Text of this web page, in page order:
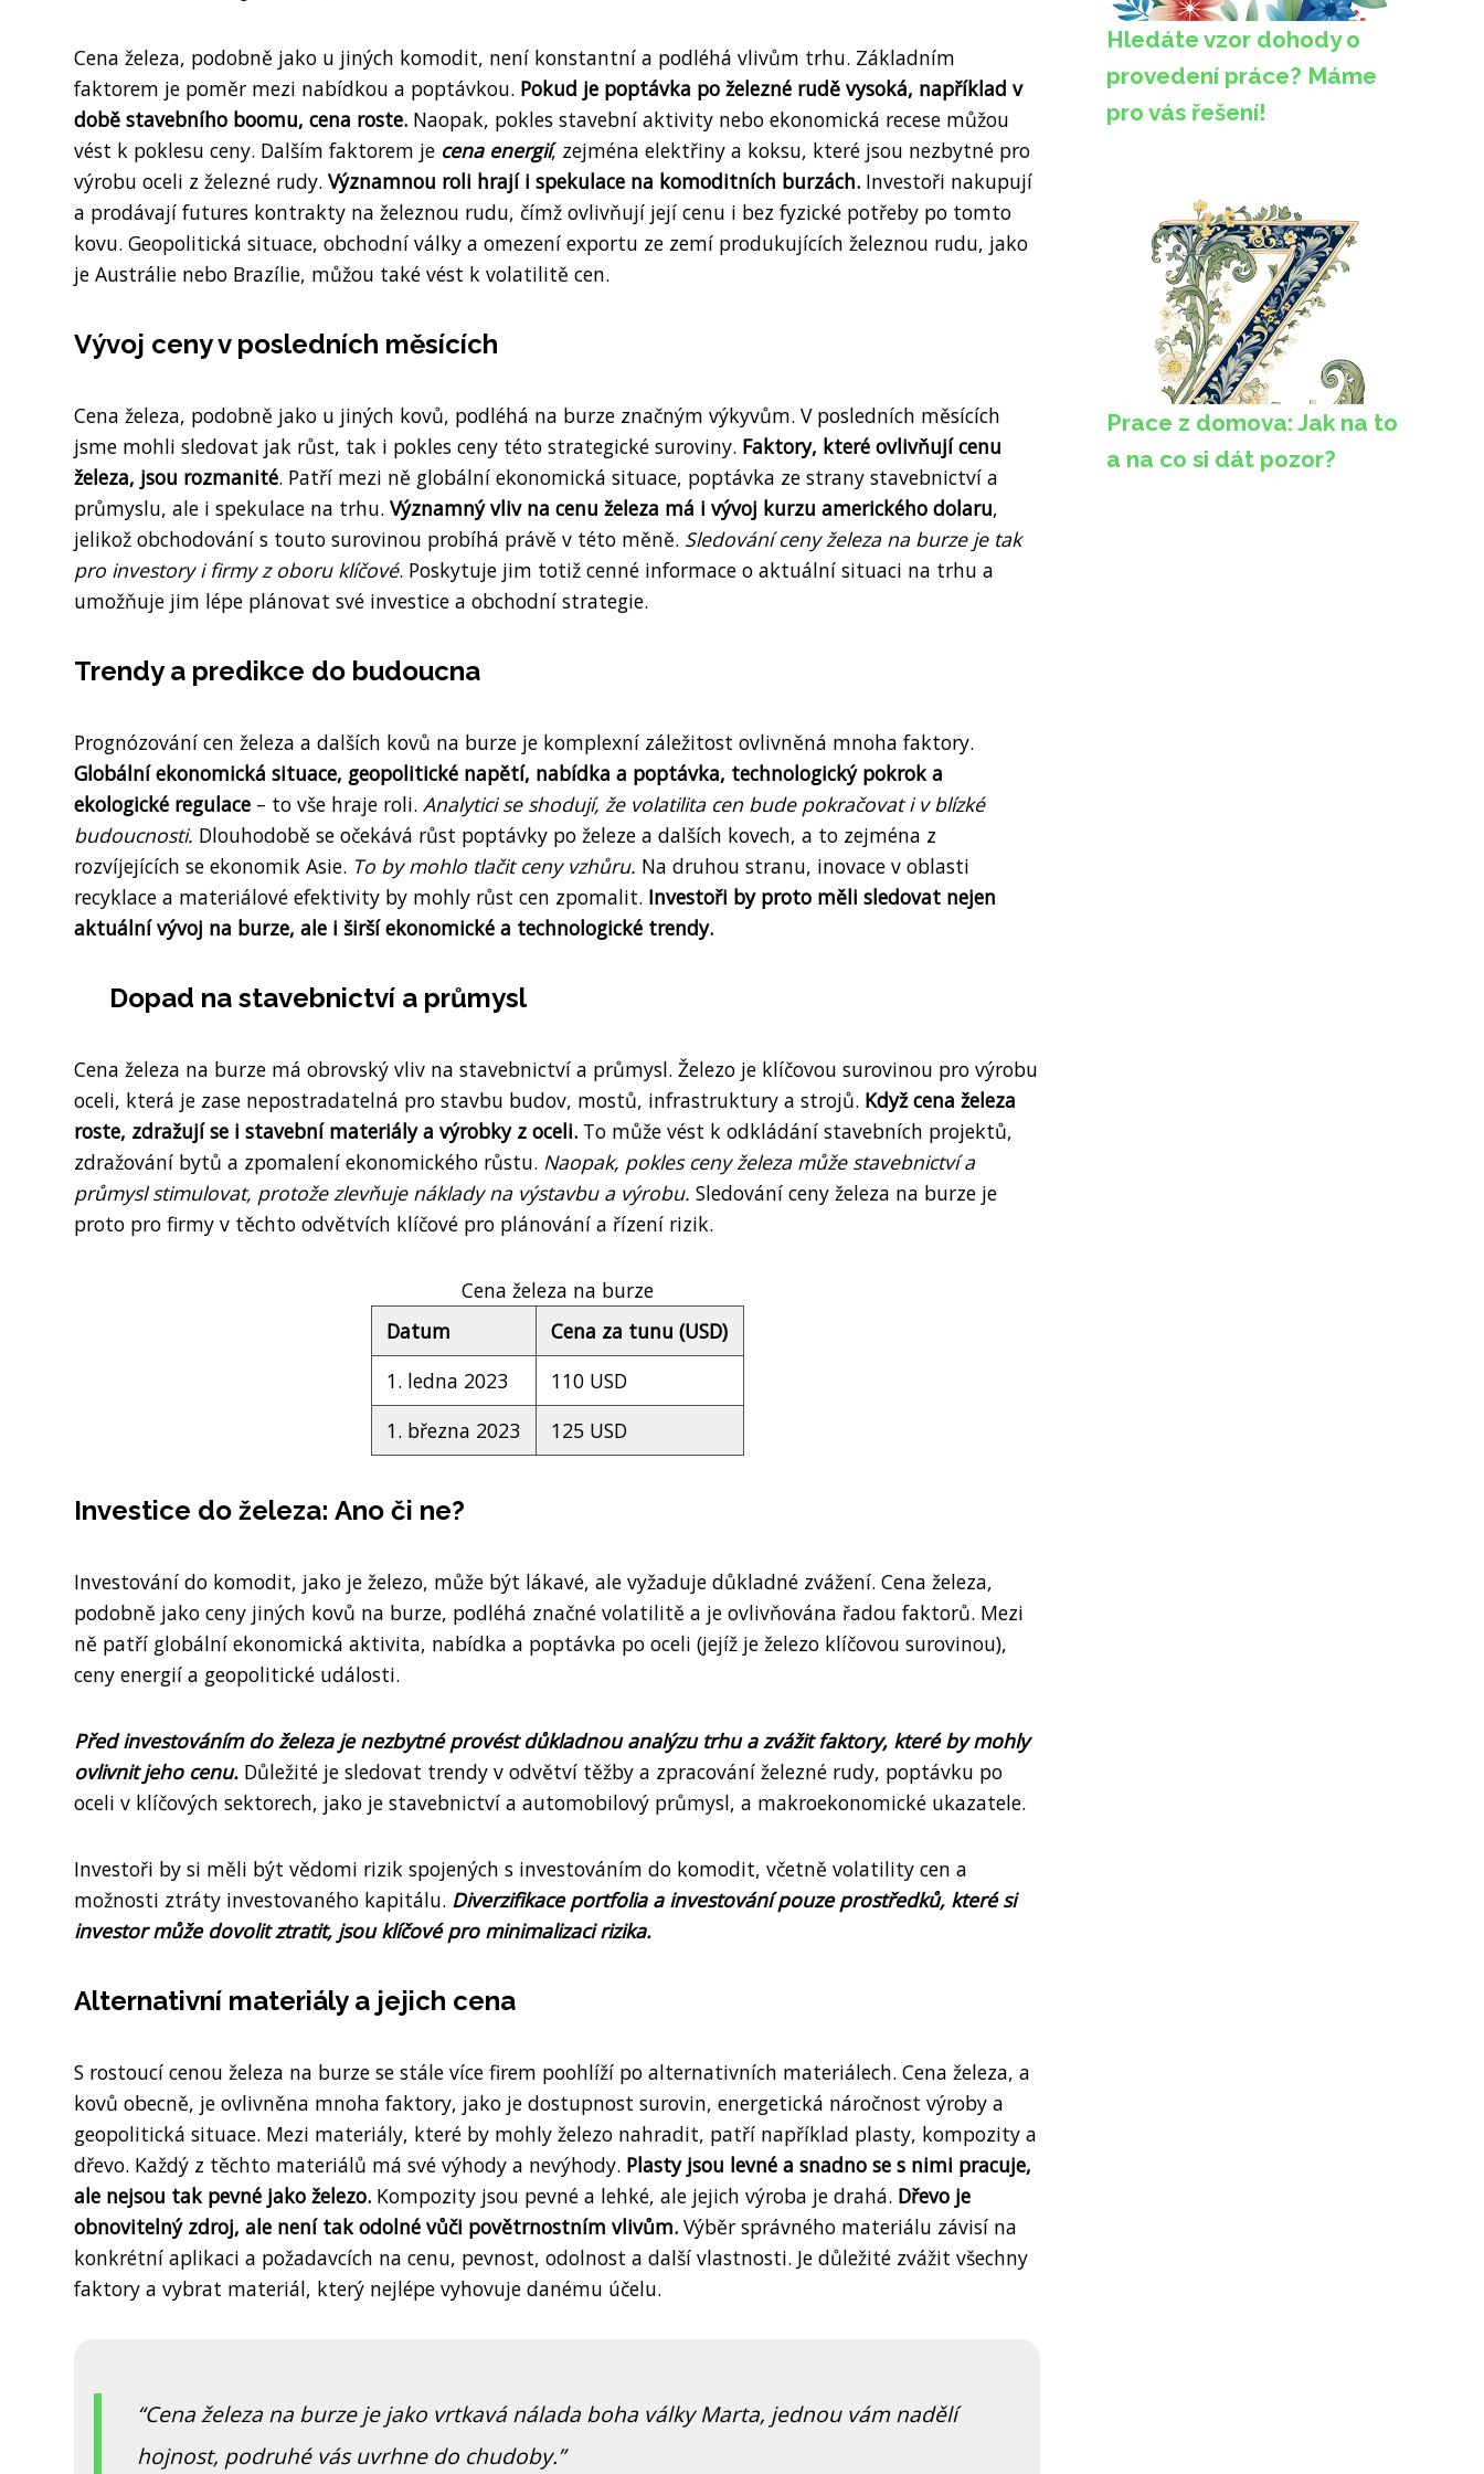
Cena železa, podobně jako u jiných komodit, není konstantní a podléhá vlivům trhu. Základním
faktorem je poměr mezi nabídkou a poptávkou. Pokud je poptávka po železné rudě vysoká, například v
době stavebního boomu, cena roste. Naopak, pokles stavební aktivity nebo ekonomická recese můžou
vést k poklesu ceny. Dalším faktorem je cena energií, zejména elektřiny a koksu, které jsou nezbytné pro
výrobu oceli z železné rudy. Významnou roli hrají i spekulace na komoditních burzách. Investoři nakupují
a prodávají futures kontrakty na železnou rudu, čímž ovlivňují její cenu i bez fyzické potřeby po tomto
kovu. Geopolitická situace, obchodní války a omezení exportu ze zemí produkujících železnou rudu, jako
je Austrálie nebo Brazílie, můžou také vést k volatilitě cen.
Vývoj ceny v posledních měsících
Cena železa, podobně jako u jiných kovů, podléhá na burze značným výkyvům. V posledních měsících
jsme mohli sledovat jak růst, tak i pokles ceny této strategické suroviny. Faktory, které ovlivňují cenu
železa, jsou rozmanité. Patří mezi ně globální ekonomická situace, poptávka ze strany stavebnictví a
průmyslu, ale i spekulace na trhu. Významný vliv na cenu železa má i vývoj kurzu amerického dolaru,
jelikož obchodování s touto surovinou probíhá právě v této měně. Sledování ceny železa na burze je tak
pro investory i firmy z oboru klíčové. Poskytuje jim totiž cenné informace o aktuální situaci na trhu a
umožňuje jim lépe plánovat své investice a obchodní strategie.
Trendy a predikce do budoucna
Prognózování cen železa a dalších kovů na burze je komplexní záležitost ovlivněná mnoha faktory.
Globální ekonomická situace, geopolitické napětí, nabídka a poptávka, technologický pokrok a
ekologické regulace – to vše hraje roli. Analytici se shodují, že volatilita cen bude pokračovat i v blízké
budoucnosti. Dlouhodobě se očekává růst poptávky po železe a dalších kovech, a to zejména z
rozvíjejících se ekonomik Asie. To by mohlo tlačit ceny vzhůru. Na druhou stranu, inovace v oblasti
recyklace a materiálové efektivity by mohly růst cen zpomalit. Investoři by proto měli sledovat nejen
aktuální vývoj na burze, ale i širší ekonomické a technologické trendy.
Dopad na stavebnictví a průmysl
Cena železa na burze má obrovský vliv na stavebnictví a průmysl. Železo je klíčovou surovinou pro výrobu
oceli, která je zase nepostradatelná pro stavbu budov, mostů, infrastruktury a strojů. Když cena železa
roste, zdražují se i stavební materiály a výrobky z oceli. To může vést k odkládání stavebních projektů,
zdražování bytů a zpomalení ekonomického růstu. Naopak, pokles ceny železa může stavebnictví a
průmysl stimulovat, protože zlevňuje náklady na výstavbu a výrobu. Sledování ceny železa na burze je
proto pro firmy v těchto odvětvích klíčové pro plánování a řízení rizik.
Cena železa na burze
Datum
Cena za tunu (USD)
1. ledna 2023
110 USD
1. března 2023
125 USD
Investice do železa: Ano či ne?
Investování do komodit, jako je železo, může být lákavé, ale vyžaduje důkladné zvážení. Cena železa,
podobně jako ceny jiných kovů na burze, podléhá značné volatilitě a je ovlivňována řadou faktorů. Mezi
ně patří globální ekonomická aktivita, nabídka a poptávka po oceli (jejíž je železo klíčovou surovinou),
ceny energií a geopolitické události.
Před investováním do železa je nezbytné provést důkladnou analýzu trhu a zvážit faktory, které by mohly
ovlivnit jeho cenu. Důležité je sledovat trendy v odvětví těžby a zpracování železné rudy, poptávku po
oceli v klíčových sektorech, jako je stavebnictví a automobilový průmysl, a makroekonomické ukazatele.
Investoři by si měli být vědomi rizik spojených s investováním do komodit, včetně volatility cen a
možnosti ztráty investovaného kapitálu. Diverzifikace portfolia a investování pouze prostředků, které si
investor může dovolit ztratit, jsou klíčové pro minimalizaci rizika.
Alternativní materiály a jejich cena
S rostoucí cenou železa na burze se stále více firem poohlíží po alternativních materiálech. Cena železa, a
kovů obecně, je ovlivněna mnoha faktory, jako je dostupnost surovin, energetická náročnost výroby a
geopolitická situace. Mezi materiály, které by mohly železo nahradit, patří například plasty, kompozity a
dřevo. Každý z těchto materiálů má své výhody a nevýhody. Plasty jsou levné a snadno se s nimi pracuje,
ale nejsou tak pevné jako železo. Kompozity jsou pevné a lehké, ale jejich výroba je drahá. Dřevo je
obnovitelný zdroj, ale není tak odolné vůči povětrnostním vlivům. Výběr správného materiálu závisí na
konkrétní aplikaci a požadavcích na cenu, pevnost, odolnost a další vlastnosti. Je důležité zvážit všechny
faktory a vybrat materiál, který nejlépe vyhovuje danému účelu.
Cena železa na burze je jako vrtkavá nálada boha války Marta, jednou vám nadělí
hojnost, podruhé vás uvrhne do chudoby.
Hledáte vzor dohody o
provedení práce? Máme
pro vás řešení!
Prace z domova: Jak na to
a na co si dát pozor?